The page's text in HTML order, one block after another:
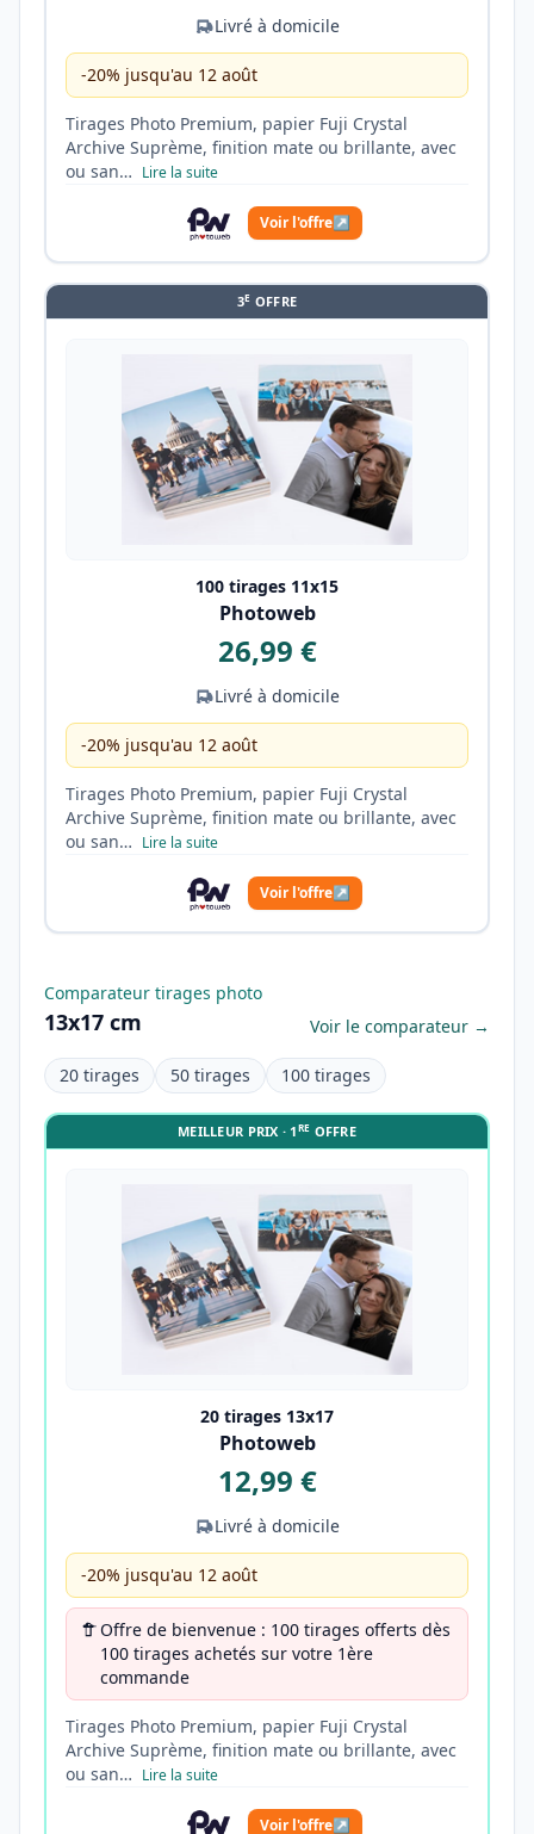
Livré à domicile
-20% jusqu'au 12 août
Tirages Photo Premium, papier Fuji Crystal
Archive Suprème, finition mate ou brillante, avec
ou san… Lire la suite
Voir l'offre↗
3E OFFRE
100 tirages 11x15
Photoweb
26,99 €
Livré à domicile
-20% jusqu'au 12 août
Tirages Photo Premium, papier Fuji Crystal
Archive Suprème, finition mate ou brillante, avec
ou san… Lire la suite
Voir l'offre↗
Comparateur tirages photo
13x17 cm Voir le comparateur →
20 tirages 50 tirages 100 tirages
MEILLEUR PRIX · 1RE OFFRE
20 tirages 13x17
Photoweb
12,99 €
Livré à domicile
-20% jusqu'au 12 août
Offre de bienvenue : 100 tirages offerts dès
100 tirages achetés sur votre 1ère
commande
Tirages Photo Premium, papier Fuji Crystal
Archive Suprème, finition mate ou brillante, avec
ou san… Lire la suite
Voir l'offre↗